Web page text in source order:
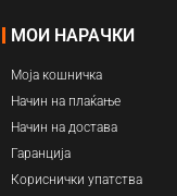
МОИ НАРАЧКИ
Моја кошничка
Начин на плаќање
Начин на достава
Гаранција
Кориснички упатства